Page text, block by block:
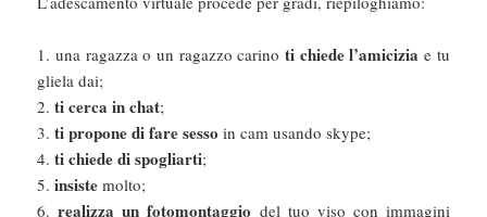
1. una ragazza o un ragazzo carino ti chiede l’amicizia e tu
gliela dai;
2.ti cerca in chat;
3.ti propone di fare sesso in cam usando skype;
4.ti chiede di spogliarti;
5.insiste molto;
6.realizza un fotomontaggio del tuo viso con immagini